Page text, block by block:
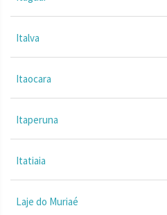
Italva
Itaocara
Itaperuna
Itatiaia
Laje do Muriaé